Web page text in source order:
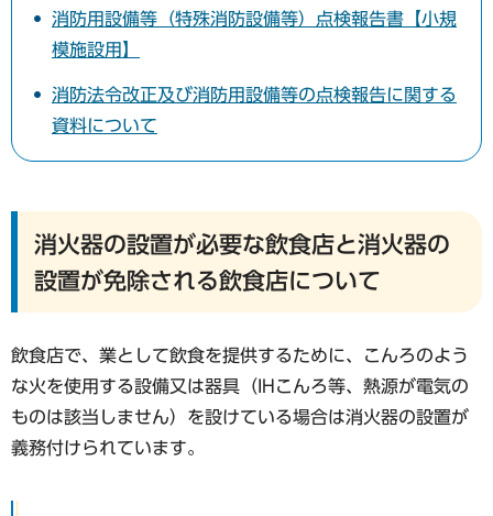
消防用設備等（特殊消防設備等）点検報告書【小規
模施設用】
消防法令改正及び消防用設備等の点検報告に関する
資料について
消火器の設置が必要な飲食店と消火器の
設置が免除される飲食店について
飲食店で、業として飲食を提供するために、こんろのよう
な火を使用する設備又は器具（IHこんろ等、熱源が電気の
ものは該当しません）を設けている場合は消火器の設置が
義務付けられています。